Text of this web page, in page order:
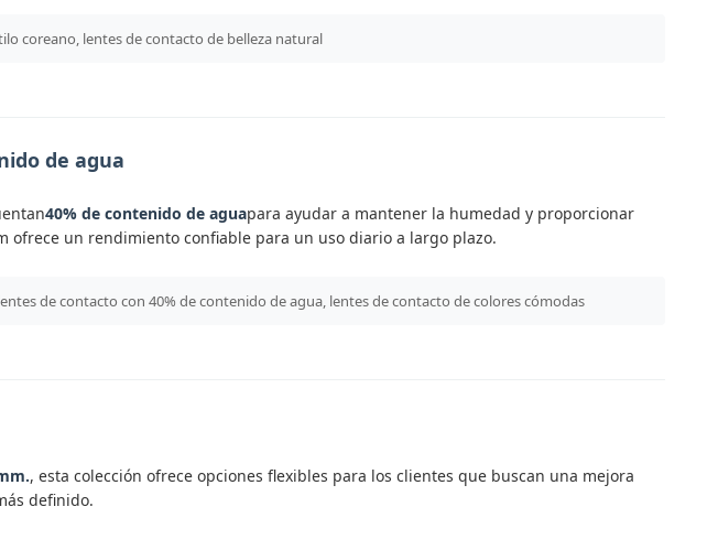
coreano, lentes de contacto de belleza natural
de agua
40% de contenido de aguapara ayudar a mantener la humedad y proporcionar
ofrece un rendimiento confiable para un uso diario a largo plazo.
de contacto con 40% de contenido de agua, lentes de contacto de colores cómodas
, esta colección ofrece opciones flexibles para los clientes que buscan una mejora
definido.